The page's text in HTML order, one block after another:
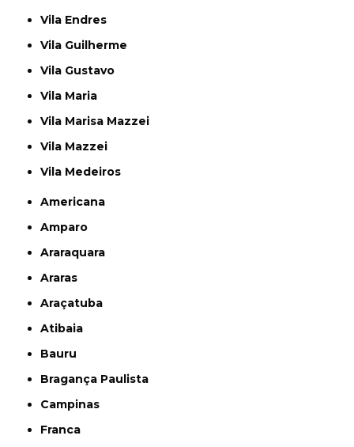
Vila Endres
Vila Guilherme
Vila Gustavo
Vila Maria
Vila Marisa Mazzei
Vila Mazzei
Vila Medeiros
Americana
Amparo
Araraquara
Araras
Araçatuba
Atibaia
Bauru
Bragança Paulista
Campinas
Franca